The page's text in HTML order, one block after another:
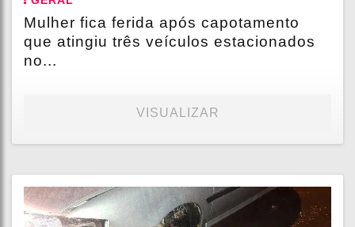
Mulher fica ferida após capotamento
que atingiu três veículos estacionados
no...
VISUALIZAR